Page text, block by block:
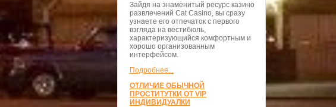
Зайдя на знаменитый ресурс казино
развлечений Cat Casino, вы сразу
узнаете его отпечаток с первого
взгляда на вестибюль,
характеризующийся комфортным и
хорошо организованным
интерфейсом.
Подробнее...
ОТЛИЧИЕ ОБЫЧНОЙ
ПРОСТИТУТКИ ОТ VIP
ИНДИВИДУАЛКИ